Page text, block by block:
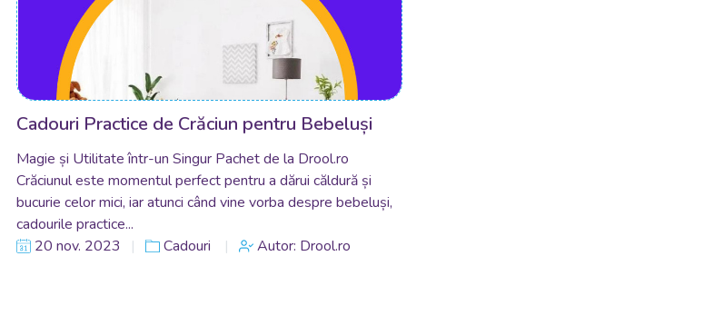
Cadouri Practice de Crăciun pentru Bebeluși
Magie și Utilitate într-un Singur Pachet de la Drool.ro
Crăciunul este momentul perfect pentru a dărui căldură și
bucurie celor mici, iar atunci când vine vorba despre bebeluși,
cadourile practice...
20 nov. 2023
Cadouri Autor: Drool.ro